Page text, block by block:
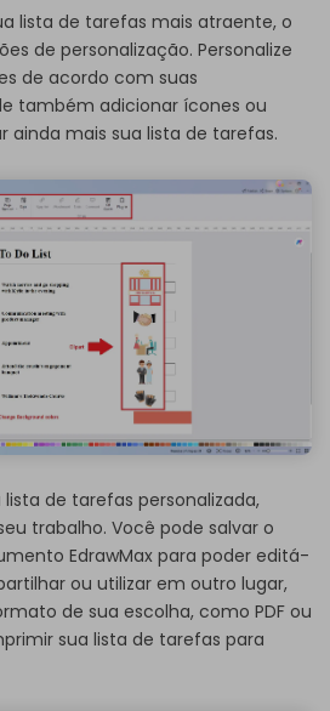
lista de tarefas mais atraente, o
de personalização. Personalize
de acordo com suas
também adicionar ícones ou
ainda mais sua lista de tarefas.
lista de tarefas personalizada,
trabalho. Você pode salvar o
EdrawMax para poder editá-
ou utilizar em outro lugar,
de sua escolha, como PDF ou
sua lista de tarefas para